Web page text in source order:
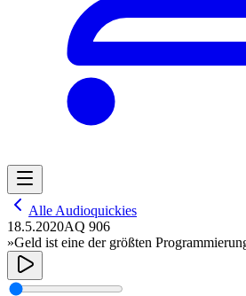
Alle Audioquickies
18.5.2020AQ 906
»Geld ist eine der größten